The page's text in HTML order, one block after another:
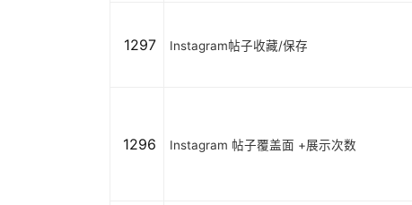
1297 Instagram帖子收藏/保存
1296 Instagram 帖子覆盖面 +展示次数